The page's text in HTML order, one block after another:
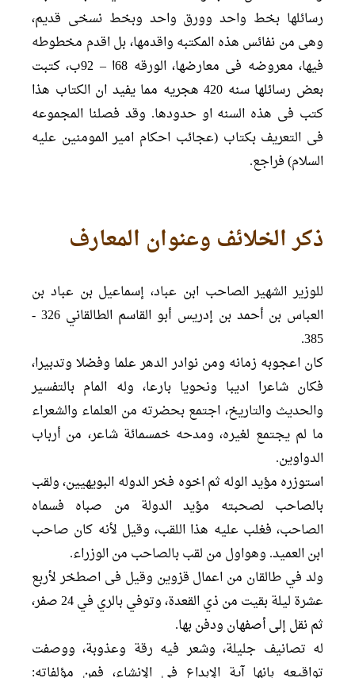
رسائلها بخط واحد وورق واحد وبخط نسخی قدیم،
وهی من نفائس هذه المکتبه واقدمها، بل اقدم مخطوطه
فیها، معروضه فی معارضها، الورقه 68ا – 92ب، کتبت
بعض رسائلها سنه 420 هجریه مما یفید ان الکتاب هذا
کتب فی هذه السنه او حدودها. وقد فصلنا المجموعه
فی التعریف بکتاب (عجائب احکام امیر المومنین علیه
السلام) فراجع.
ذکر الخلائف وعنوان المعارف
للوزیر الشهیر الصاحب ابن عباد، إسماعيل بن عباد بن
العباس بن أحمد بن إدريس أبو القاسم الطالقاني 326 -
385.
كان اعجوبه زمانه ومن نوادر الدهر علما وفضلا وتدبيرا،
فکان شاعرا ادیبا ونحویا بارعا، وله المام بالتفسیر
والحدیث والتاریخ، اجتمع بحضرته من العلماء والشعراء
ما لم يجتمع لغيره، ومدحه خمسمائة شاعر، من أرباب
الدواوين.
استوزره مؤید الوله ثم اخوه فخر الدوله البویهیین، ولقب
بالصاحب لصحبته مؤيد الدولة من صباه فسماه
الصاحب، فغلب علیه هذا اللقب، وقيل لأنه كان صاحب
ابن العميد. وهواول من لقب بالصاحب من الوزراء.
ولد في طالقان من اعمال قزوین وقیل فی اصطخر لأربع
عشرة ليلة بقيت من ذي القعدة، وتوفي بالري في 24 صفر،
ثم نقل إلى أصفهان ودفن بها.
له تصانيف جليلة، وشعر فيه رقة وعذوبة، ووصفت
تواقيعه بانها آية الإبداع في الإنشاء، فمن مؤلفاته: